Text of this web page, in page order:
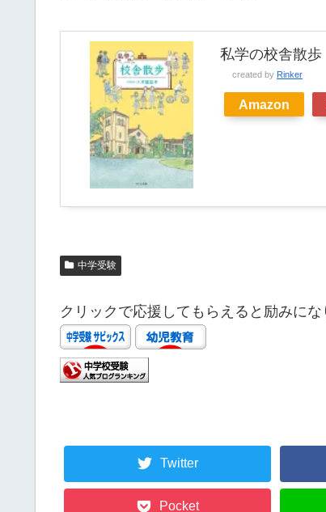
私学の校舎散歩
created by Rinker
Amazon
中学受験
クリックで応援してもらえると励みにな
Twitter
Pocket